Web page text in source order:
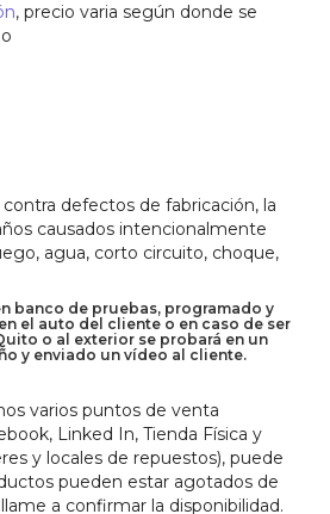
, precio varia según donde se
defectos de fabricación, la
causados intencionalmente
agua, corto circuito, choque,
banco de pruebas, programado y
el auto del cliente o en caso de ser
o al exterior se probará en un
y enviado un vídeo al cliente.
varios puntos de venta
Linked In, Tienda Física y
y locales de repuestos), puede
pueden estar agotados de
a confirmar la disponibilidad.